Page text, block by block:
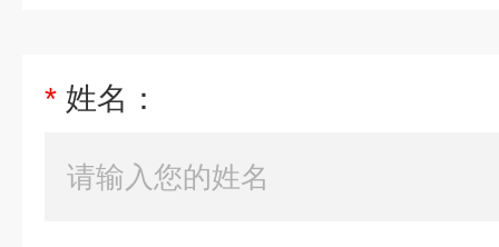
* 姓名：